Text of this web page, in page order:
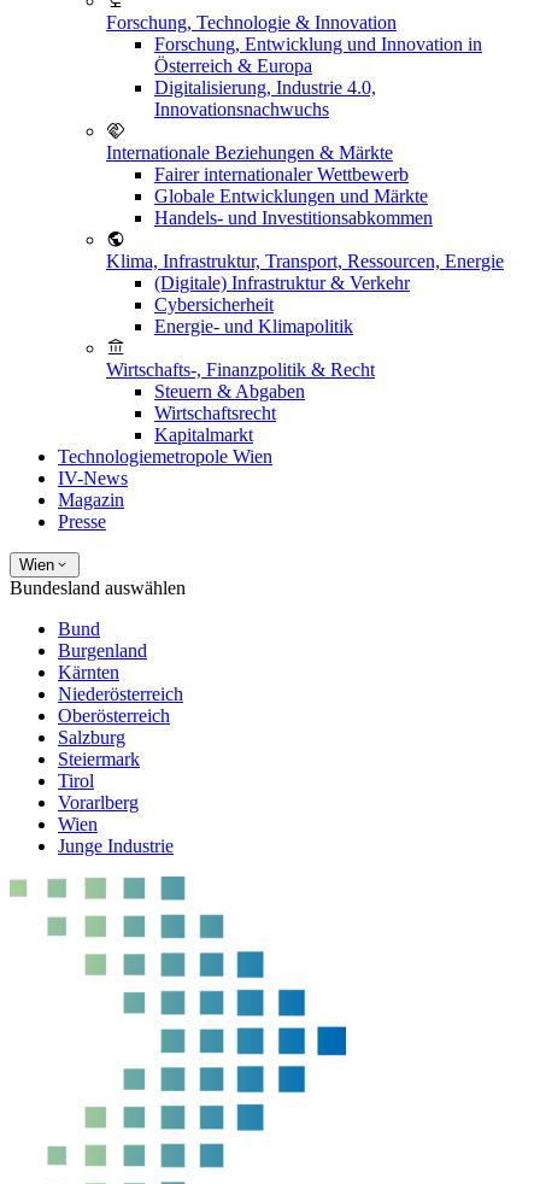
Forschung, Technologie & Innovation
Forschung, Entwicklung und Innovation in
Österreich & Europa
Digitalisierung, Industrie 4.0,
Innovationsnachwuchs
Internationale Beziehungen & Märkte
Fairer internationaler Wettbewerb
Globale Entwicklungen und Märkte
Handels- und Investitionsabkommen
Klima, Infrastruktur, Transport, Ressourcen, Energie
(Digitale) Infrastruktur & Verkehr
Cybersicherheit
Energie- und Klimapolitik
Wirtschafts-, Finanzpolitik & Recht
Steuern & Abgaben
Wirtschaftsrecht
Kapitalmarkt
Technologiemetropole Wien
IV-News
Magazin
Presse
Wien
Bundesland auswählen
Bund
Burgenland
Kärnten
Niederösterreich
Oberösterreich
Salzburg
Steiermark
Tirol
Vorarlberg
Wien
Junge Industrie